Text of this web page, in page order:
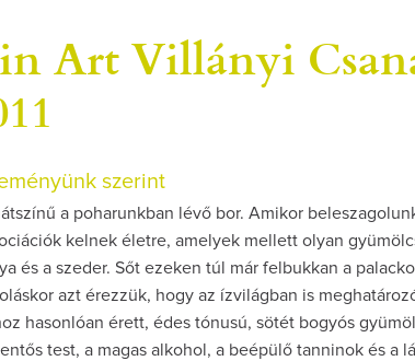
Art Villányi
szerint
a poharunkban lévő bor. Amikor
kelnek életre, amelyek mellett olyan
és a szeder. Sőt ezeken túl már felbukkan a
azt érezzük, hogy az ízvilágban is
hasonlóan érett, édes tónusú, sötét bogyós
test, a magas alkohol, a beépülő tanninok és a